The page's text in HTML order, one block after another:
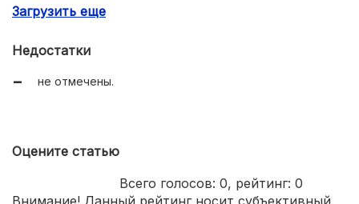
эффективный.
Загрузить еще
Недостатки
не отмечены.
Оцените статью
Всего голосов: 0, рейтинг: 0
Внимание! Данный рейтинг носит субъективный